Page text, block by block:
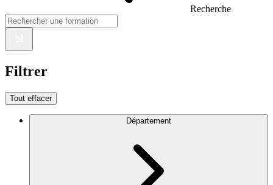
Recherche
Filtrer
Tout effacer
Département